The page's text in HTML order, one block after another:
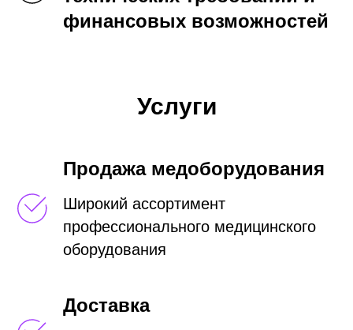
финансовых возможностей
Услуги
Продажа медоборудования
Широкий ассортимент
профессионального медицинского
оборудования
Доставка